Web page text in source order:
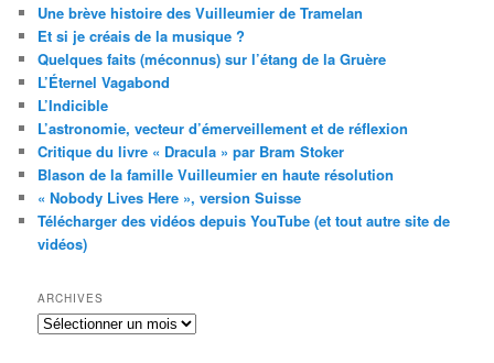
Une brève histoire des Vuilleumier de Tramelan
Et si je créais de la musique ?
Quelques faits (méconnus) sur l’étang de la Gruère
L’Éternel Vagabond
L’Indicible
L’astronomie, vecteur d’émerveillement et de réflexion
Critique du livre « Dracula » par Bram Stoker
Blason de la famille Vuilleumier en haute résolution
« Nobody Lives Here », version Suisse
Télécharger des vidéos depuis YouTube (et tout autre site de
vidéos)
ARCHIVES
Archives